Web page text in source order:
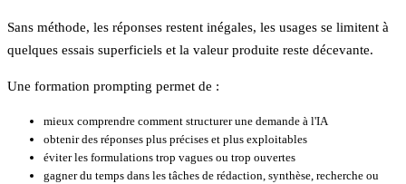
Sans méthode, les réponses restent inégales, les usages se limitent à
quelques essais superficiels et la valeur produite reste décevante.
Une formation prompting permet de :
mieux comprendre comment structurer une demande à l'IA
obtenir des réponses plus précises et plus exploitables
éviter les formulations trop vagues ou trop ouvertes
gagner du temps dans les tâches de rédaction, synthèse, recherche ou